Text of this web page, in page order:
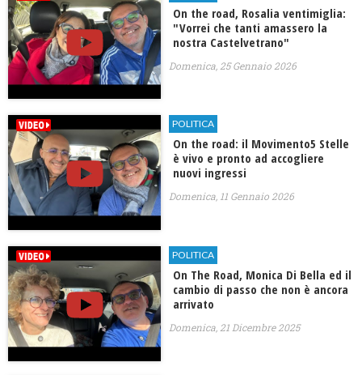
On the road, Rosalia ventimiglia:
"Vorrei che tanti amassero la
nostra Castelvetrano"
Domenica, 25 Gennaio 2026
POLITICA
On the road: il Movimento5 Stelle
è vivo e pronto ad accogliere
nuovi ingressi
Domenica, 11 Gennaio 2026
POLITICA
On The Road, Monica Di Bella ed il
cambio di passo che non è ancora
arrivato
Domenica, 21 Dicembre 2025